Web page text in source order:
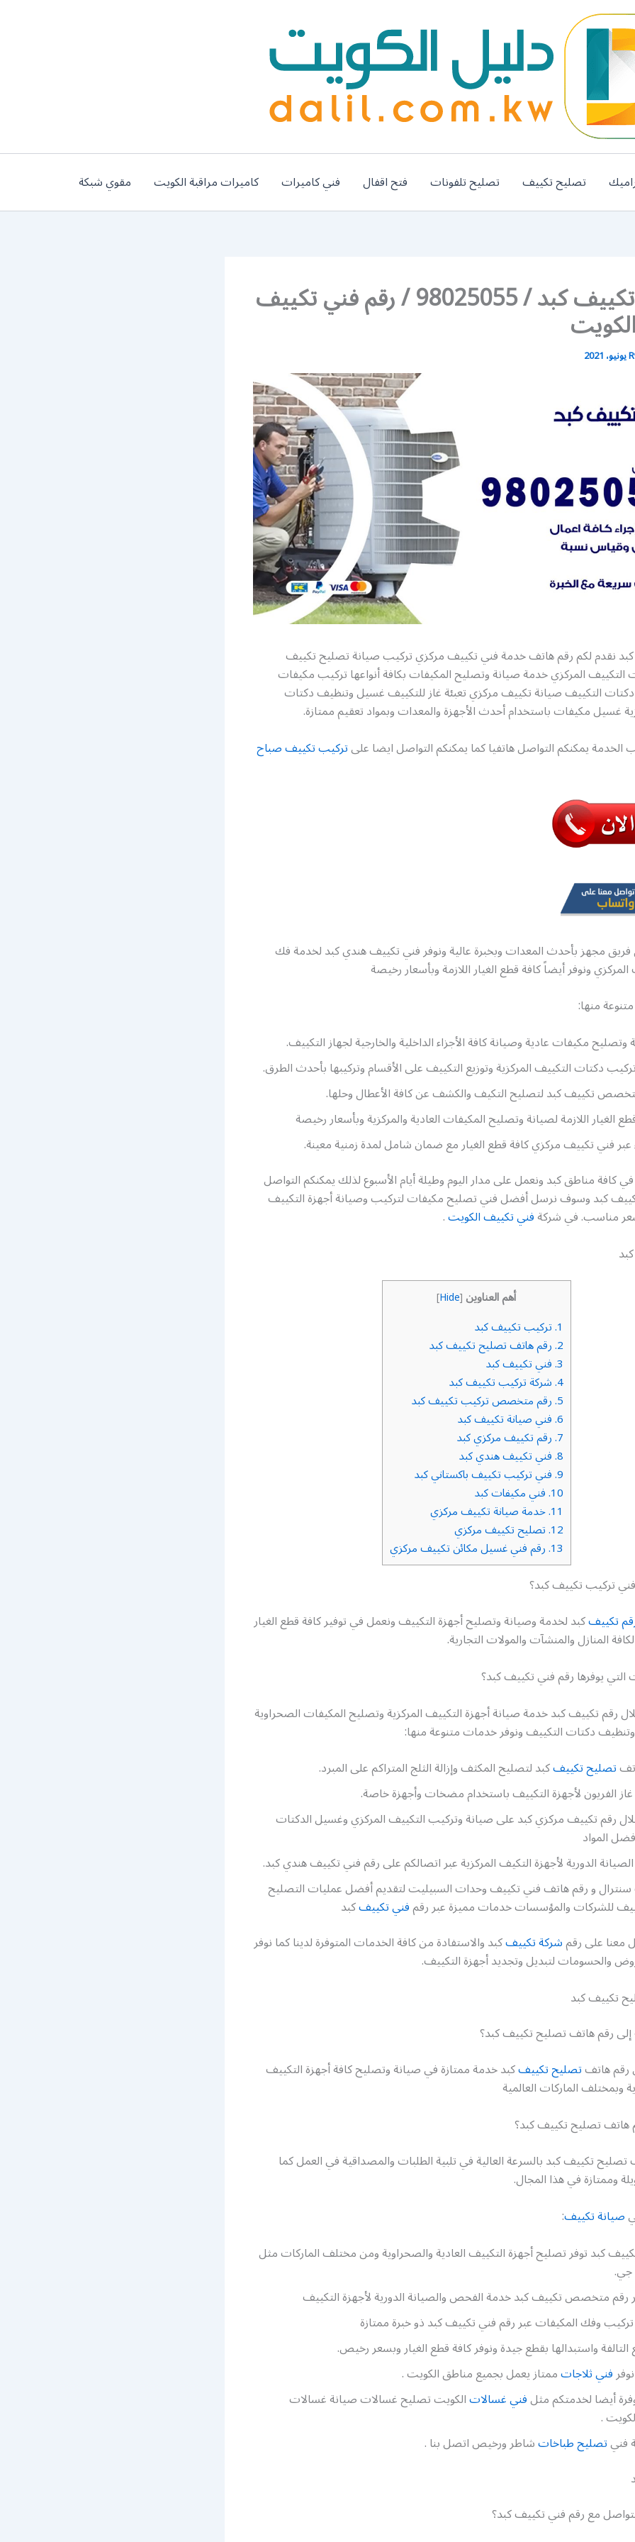
تصليح تكييف تصليح تلفونات فتح اقفال فني كاميرات كاميرات مراقبة الكويت مقوي شبكة
تركيب تكييف كبد / 98025055 / رقم فني تكييف
نقدم لكم رقم هاتف خدمة فني تكييف مركزي تركيب صيانة تصليح تكييف
المركزي خدمة صيانة وتصليح المكيفات بكافة أنواعها تركيب مكيفات
التكييف صيانة تكييف مركزي تعبئة غاز للتكييف غسيل وتنظيف دكتات
غسيل مكيفات باستخدام أحدث الأجهزة والمعدات وبمواد تعقيم ممتازة.
الخدمة يمكنكم التواصل هاتفيا كما يمكنكم التواصل ايضا علىتركيب تكييف صباح
مجهز بأحدث المعدات وبخبرة عالية ونوفر فني تكييف هندي كبد لخدمة فك
ونوفر أيضاً كافة قطع الغيار اللازمة وبأسعار رخيصة
منها:
مكيفات عادية وصيانة كافة الأجزاء الداخلية والخارجية لجهاز التكييف.
دكتات التكييف المركزية وتوزيع التكييف على الأقسام وتركيبها بأحدث الطرق.
تكييف كبد لتصليح التكيف والكشف عن كافة الأعطال وحلها.
الغيار اللازمة لصيانة وتصليح المكيفات العادية والمركزية وبأسعار رخيصة
عبر فني تكييف مركزي كافة قطع الغيار مع ضمان شامل لمدة زمنية معينة.
كافة مناطق كبد ونعمل على مدار اليوم وطيلة أيام الأسبوع لذلك يمكنكم التواصل
كبد وسوف نرسل أفضل فني تصليح مكيفات لتركيب وصيانة أجهزة التكييف
مناسب. في شركةفني تكييف الكويت.
أهم العناوين [
Hide
]
1. تركيب تكييف كبد
2. رقم هاتف تصليح تكييف كبد
3. فني تكييف كبد
4. شركة تركيب تكييف كبد
5. رقم متخصص تركيب تكييف كبد
6. فني صيانة تكييف كبد
7. رقم تكييف مركزي كبد
8. فني تكييف هندي كبد
9. فني تركيب تكييف باكستاني كبد
10. فني مكيفات كبد
11. خدمة صيانة تكييف مركزي
12. تصليح تكييف مركزي
13. رقم فني غسيل مكائن تكييف مركزي
تركيب تكييف كبد؟
تكييفكبد لخدمة وصيانة وتصليح أجهزة التكييف ونعمل في توفير كافة قطع الغيار
المنازل والمنشآت والمولات التجارية.
يوفرها رقم فني تكييف كبد؟
رقم تكييف كبد خدمة صيانة أجهزة التكييف المركزية وتصليح المكيفات الصحراوية
وتنظيف دكتات التكييف ونوفر خدمات متنوعة منها:
تصليح تكييفكبد لتصليح المكثف وإزالة الثلج المتراكم على المبرد.
الفريون لأجهزة التكييف باستخدام مضخات وأجهزة خاصة.
رقم تكييف مركزي كبد على صيانة وتركيب التكييف المركزي وغسيل الدكتات
المواد
الدورية لأجهزة التكيف المركزية عبر اتصالكم على رقم فني تكييف هندي كبد.
و رقم هاتف فني تكييف وحدات السبيليت لتقديم أفضل عمليات التصليح
للشركات والمؤسسات خدمات مميزة عبر رقمفني تكييفكبد
معنا على رقمشركة تكييفكبد والاستفادة من كافة الخدمات المتوفرة لدينا كما نوفر
والحسومات لتبديل وتجديد أجهزة التكييف.
تكييف كبد
رقم هاتف تصليح تكييف كبد؟
رقم هاتفتصليح تكييفكبد خدمة ممتازة في صيانة وتصليح كافة أجهزة التكييف
وبمختلف الماركات العالمية
هاتف تصليح تكييف كبد؟
تصليح تكييف كبد بالسرعة العالية في تلبية الطلبات والمصداقية في العمل كما
وممتازة في هذا المجال.
صيانة تكييف:
كبد توفر تصليح أجهزة التكييف العادية والصحراوية ومن مختلف الماركات مثل
جي.
رقم متخصص تكييف كبد خدمة الفحص والصيانة الدورية لأجهزة التكييف
وفك المكيفات عبر رقم فني تكييف كبد ذو خبرة ممتازة
التالفة واستبدالها بقطع جيدة ونوفر كافة قطع الغيار وبسعر رخيص.
فني ثلاجاتممتاز يعمل بجميع مناطق الكويت .
أيضا لخدمتكم مثلفني غسالاتالكويت تصليح غسالات صيانة غسالات
.
فنيتصليح طباخاتشاطر ورخيص اتصل بنا .
مع رقم فني تكييف كبد؟